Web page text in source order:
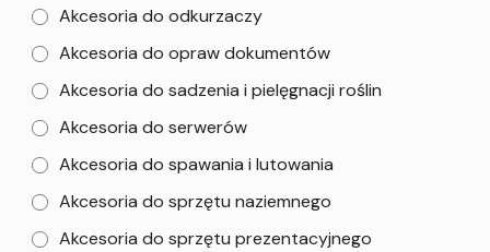
Akcesoria do odkurzaczy
Akcesoria do opraw dokumentów
Akcesoria do sadzenia i pielęgnacji roślin
Akcesoria do serwerów
Akcesoria do spawania i lutowania
Akcesoria do sprzętu naziemnego
Akcesoria do sprzętu prezentacyjnego